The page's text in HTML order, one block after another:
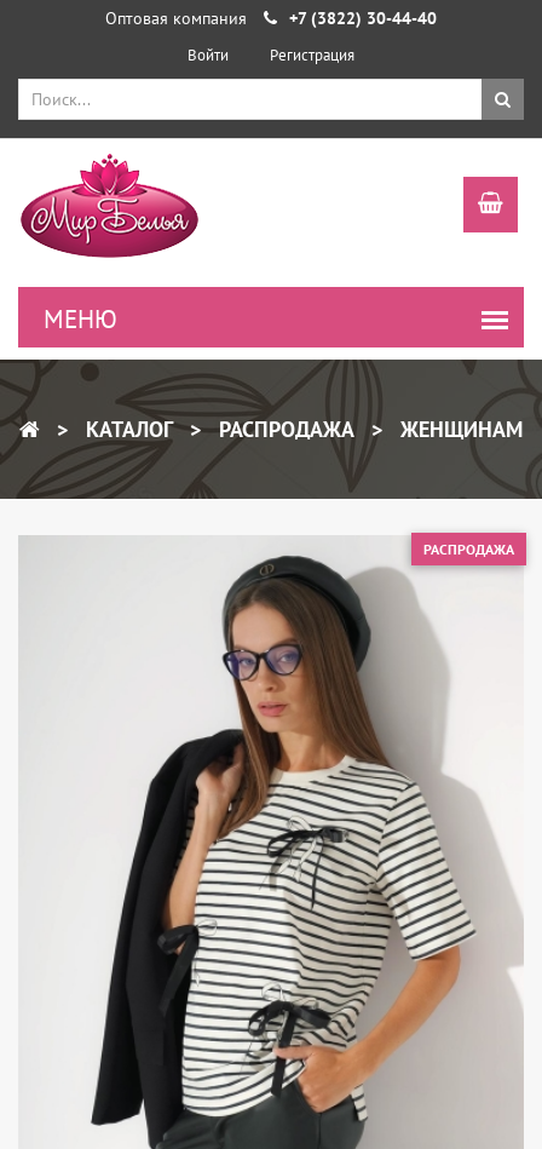
Оптовая компания +7 (3822) 30-44-40
Войти Регистрация
КАТАЛОГ РАСПРОДАЖА ЖЕНЩИНАМ
РАСПРОДАЖА